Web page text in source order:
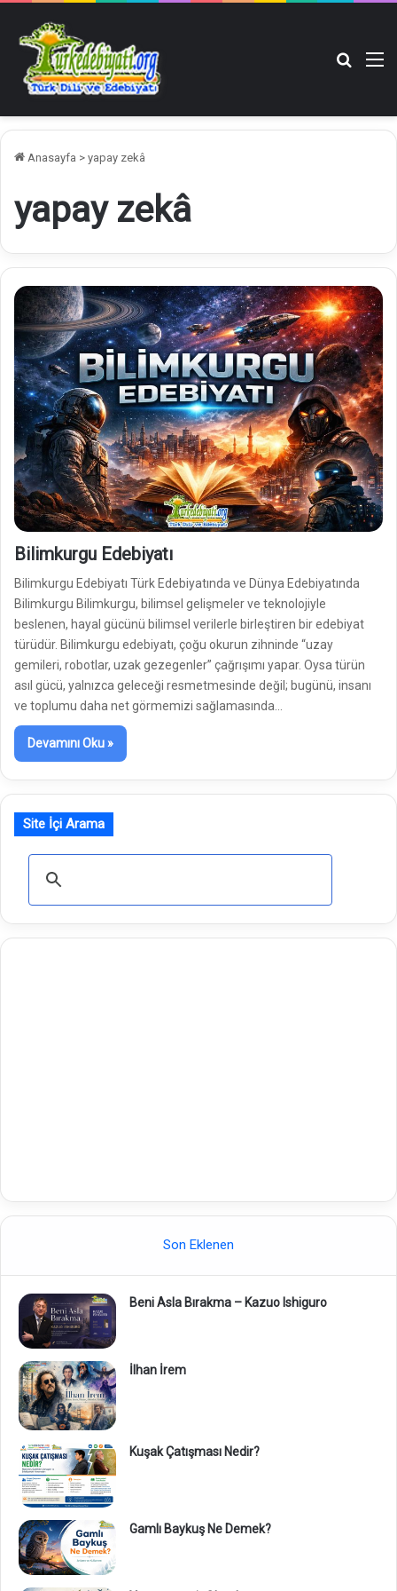
Anasayfa > yapay zekâ
yapay zekâ
Bilimkurgu Edebiyatı
Bilimkurgu Edebiyatı Türk Edebiyatında ve Dünya Edebiyatında
Bilimkurgu Bilimkurgu, bilimsel gelişmeler ve teknolojiyle
beslenen, hayal gücünü bilimsel verilerle birleştiren bir edebiyat
türüdür. Bilimkurgu edebiyatı, çoğu okurun zihninde “uzay
gemileri, robotlar, uzak gezegenler” çağrışımı yapar. Oysa türün
asıl gücü, yalnızca geleceği resmetmesinde değil; bugünü, insanı
ve toplumu daha net görmemizi sağlamasında…
Devamını Oku »
Site İçi Arama
Son Eklenen
Beni Asla Bırakma – Kazuo Ishiguro
İlhan İrem
Kuşak Çatışması Nedir?
Gamlı Baykuş Ne Demek?